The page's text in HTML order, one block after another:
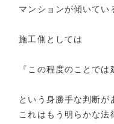
マンションが傾いてい
施工側としては
『この程度のことでは
という身勝手な判断が
これはもう明らかな法